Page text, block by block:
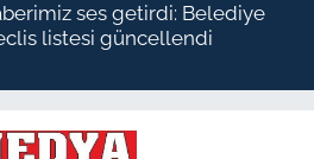
ses getirdi: Belediye
listesi güncellendi